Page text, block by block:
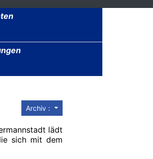
Archiv :
lädt
sich mit dem